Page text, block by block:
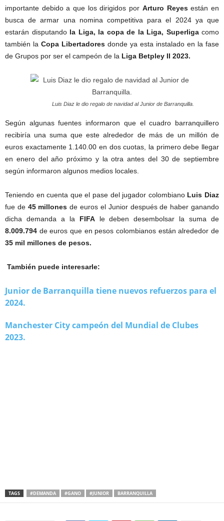
importante debido a que los dirigidos por Arturo Reyesestán en
busca de armar una nomina competitiva para el 2024 ya que
estarán disputandola Liga, la copa de la Liga, Superligacomo
también la Copa Libertadores donde ya esta instalado en la fase
de Grupos por ser el campeón de la Liga Betpley II 2023.
Luis Diaz le dio regalo de navidad al Junior de Barranquilla.
Según algunas fuentes informaron que el cuadro barranquillero
recibiría una suma que este alrededor de más de un millón de
euros exactamente 1.140.00 en dos cuotas, la primero debe llegar
en enero del año próximo y la otra antes del 30 de septiembre
según informaron algunos medios locales.
Teniendo en cuenta que el pase del jugador colombiano Luis Diaz
fue de 45 millones de euros el Junior después de haber ganando
dicha demanda a la FIFAle deben desembolsar la suma de
8.009.794 de euros que en pesos colombianos están alrededor de
35 mil millones de pesos.
También puede interesarle:
Junior de Barranquilla tiene nuevos refuerzos para el
2024.
Manchester City campeón del Mundial de Clubes
2023.
TAGS #DEMANDA #GANO #JUNIOR BARRANQUILLA